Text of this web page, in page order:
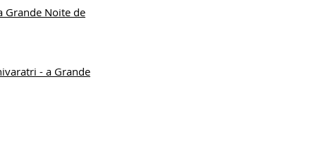
Grande Noite de
- a Grande